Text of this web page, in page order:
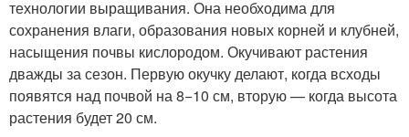
технологии выращивания. Она необходима для
сохранения влаги, образования новых корней и клубней,
насыщения почвы кислородом. Окучивают растения
дважды за сезон. Первую окучку делают, когда всходы
появятся над почвой на 8−10 см, вторую — когда высота
растения будет 20 см.